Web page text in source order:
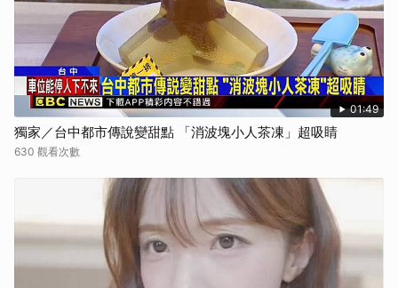
01:49
獨家／台中都市傳說變甜點 「消波塊小人茶凍」超吸睛
630 觀看次數